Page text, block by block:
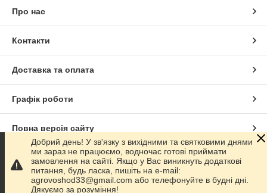
Про нас
Контакти
Доставка та оплата
Графік роботи
Повна версія сайту
Сайт створено на маркетплейсіProm.ua
Політика конфіденційності
Добрий день! У зв'язку з вихідними та святковими днями
ми зараз не працюємо, водночас готові приймати
замовлення на сайті. Якщо у Вас виникнуть додаткові
питання, будь ласка, пишіть на e-mail:
agrovoshod33@gmail.com або телефонуйте в будні дні.
Дякуємо за розуміння!